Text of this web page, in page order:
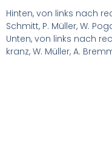
Hin­ten, von links nach
Schmitt, P. Mül­ler, W.
Unten, von links nach
kranz, W. Mül­ler, A.